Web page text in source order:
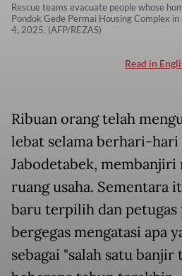
Rescue teams evacuate people whose
Pondok Gede Permai Housing Complex
4, 2025. (AFP/REZAS)
Read in
Ribuan orang telah
lebat selama berhari-
Jabodetabek,
ruang usaha. Sementara
baru terpilih dan petugas
bergegas mengatasi apa
sebagai "salah satu